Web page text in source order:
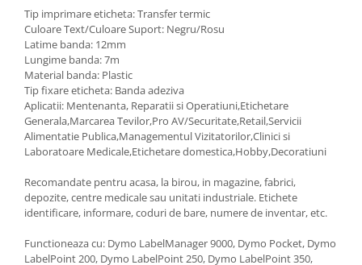
Tip imprimare eticheta: Transfer termic
Culoare Text/Culoare Suport: Negru/Rosu
Latime banda: 12mm
Lungime banda: 7m
Material banda: Plastic
Tip fixare eticheta: Banda adeziva
Aplicatii: Mentenanta, Reparatii si Operatiuni,Etichetare
Generala,Marcarea Tevilor,Pro AV/Securitate,Retail,Servicii
Alimentatie Publica,Managementul Vizitatorilor,Clinici si
Laboratoare Medicale,Etichetare domestica,Hobby,Decoratiuni
Recomandate pentru acasa, la birou, in magazine, fabrici,
depozite, centre medicale sau unitati industriale. Etichete
identificare, informare, coduri de bare, numere de inventar, etc.
Functioneaza cu: Dymo LabelManager 9000, Dymo Pocket, Dymo
LabelPoint 200, Dymo LabelPoint 250, Dymo LabelPoint 350,